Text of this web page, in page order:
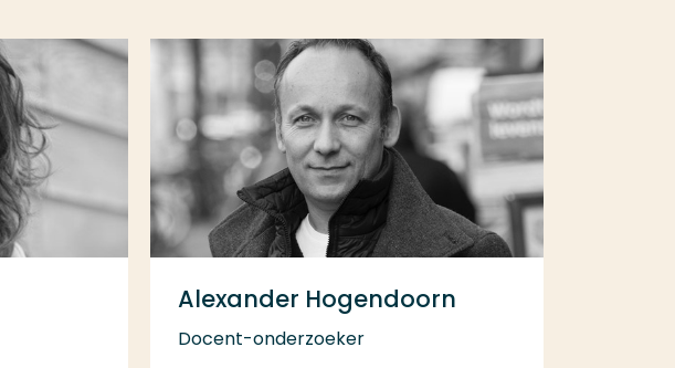
Alexander Hogendoorn
Docent-onderzoeker